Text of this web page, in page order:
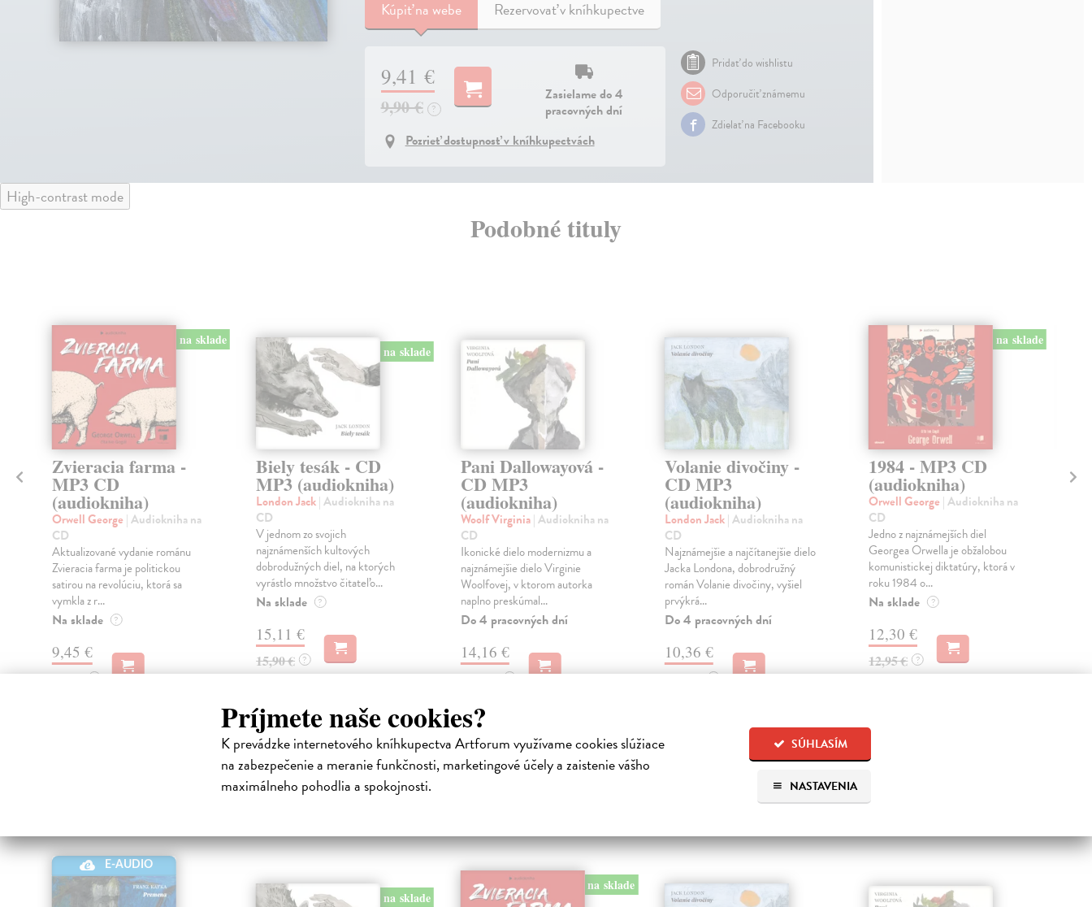
Príjmete naše cookies?
K prevádzke internetového kníhkupectva Artforum využívame cookies slúžiace
na zabezpečenie a meranie funkčnosti, marketingové účely a zaistenie vášho
maximálneho pohodlia a spokojnosti.
SÚHLASÍM
NASTAVENIA
Kúpiťna webe Rezervovať v kníhkupectve
9,41 €
9,90 € ?
Zasielame do 4
pracovných dní
Pozrieť dostupnosť v kníhkupectvách
Pridať do wishlistu
Odporučiť známemu
Zdielať na Facebooku
High-contrast mode
Podobné tituly
na sklade
Zvieracia farma -
MP3 CD
(audiokniha)
Orwell George | Audiokniha na
CD
Aktualizované vydanie románu
Zvieracia farma je politickou
satirou na revolúciu, ktorá sa
vymkla z r...
Na sklade ?
9,45 €
9,95 € ?
na sklade
Biely tesák - CD
MP3 (audiokniha)
London Jack| Audiokniha na
CD
V jednom zo svojich
najznámenších kultových
dobrodužných diel, na ktorých
vyrástlo množstvo čitateľo...
Na sklade ?
15,11 €
15,90 € ?
Pani Dallowayová -
CD MP3
(audiokniha)
Woolf Virginia| Audiokniha na
CD
Ikonické dielo modernizmu a
najznámejšie dielo Virginie
Woolfovej, v ktorom autorka
naplno preskúmal...
Do 4 pracovných dní
14,16 €
14,90 € ?
Volanie divočiny -
CD MP3
(audiokniha)
London Jack| Audiokniha na
CD
Najznámejšie a najčítanejšie dielo
Jacka Londona, dobrodružný
román Volanie divočiny, vyšiel
prvýkrá...
Do 4 pracovných dní
10,36 €
10,90 € ?
na sklade
1984 - MP3 CD
(audiokniha)
Orwell George | Audiokniha na
CD
Jedno z najznámejších diel
Georgea Orwella je obžalobou
komunistickej diktatúry, ktorá v
roku 1984 o...
Na sklade ?
12,30 €
12,95 € ?
Čitatelia s podobným vkusom si kúpili aj:
E-AUDIO
na sklade
na sklade